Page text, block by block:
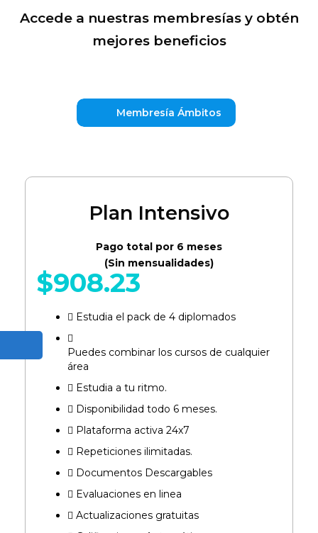
Accede a nuestras membresías y obtén
mejores beneficios
Membresía Ámbitos
Plan Intensivo
Pago total por 6 meses
(Sin mensualidades)
$908.23
Estudia el pack de 4 diplomados
Puedes combinar los cursos de cualquier
área​
Estudia a tu ritmo.
Disponibilidad todo 6 meses.
Plataforma activa 24x7
Repeticiones ilimitadas.
Documentos Descargables
Evaluaciones en linea
Actualizaciones gratuitas